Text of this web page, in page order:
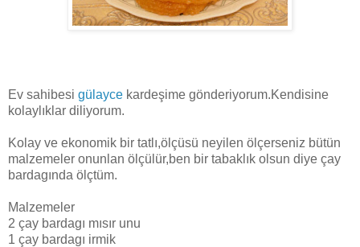
Ev sahibesi gülayce kardeşime gönderiyorum.Kendisine
kolaylıklar diliyorum.
Kolay ve ekonomik bir tatlı,ölçüsü neyilen ölçerseniz bütün
malzemeler onunlan ölçülür,ben bir tabaklık olsun diye çay
bardagında ölçtüm.
Malzemeler
2 çay bardagı mısır unu
1 çay bardagı irmik